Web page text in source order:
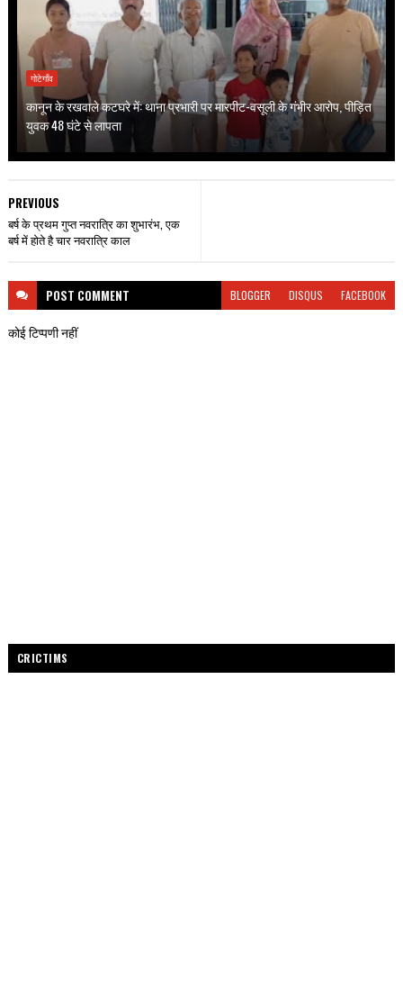
गोटेगाँव
कानून के रखवाले कटघरे में: थाना प्रभारी पर मारपीट-वसूली के गंभीर आरोप, पीड़ित
युवक 48 घंटे से लापता
PREVIOUS
बर्ष के प्रथम गुप्त नवरात्रि का शुभारंभ, एक
बर्ष में होते है चार नवरात्रि काल
POST COMMENT BLOGGER DISQUS FACEBOOK
कोई टिप्पणी नहीं
CRICTIMS